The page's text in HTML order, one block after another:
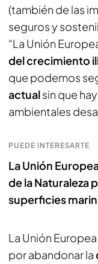
(también de las
seguros y
“La Unión
del crecimiento
que podemos
actualsin que
ambientales
PUEDE INTERESARTE
La Unión
de la Naturaleza
superficies
La Unión
por abandonar la